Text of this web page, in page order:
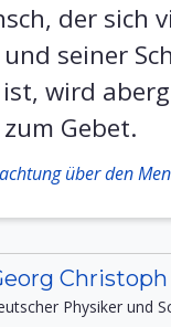
der sich
seiner
wird
Gebet.
über den
Physiker und